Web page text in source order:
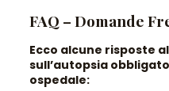
FAQ – Domande
Ecco alcune risposte
sull’autopsia
ospedale: